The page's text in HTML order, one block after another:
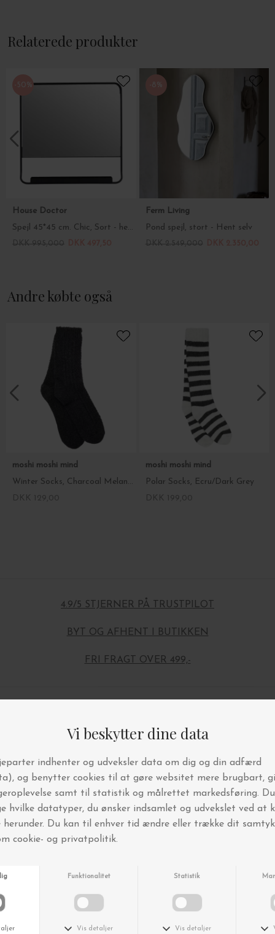
Relaterede produkter
-50%
House Doctor
Spejl 45*45 cm. Chic, Sort - hent selv vare
-8%
Ferm Living
Pond spejl, stort - Hent selv
Andre købte også
moshi moshi mind
Winter Socks, Charcoal Melange
moshi moshi mind
Polar Socks, Ecru/Dark Grey
4.9/5 STJERNER PÅ TRUSTPILOT
BYT OG AFHENT I BUTIKKEN
FRI FRAGT OVER 499,-
Andre købte også